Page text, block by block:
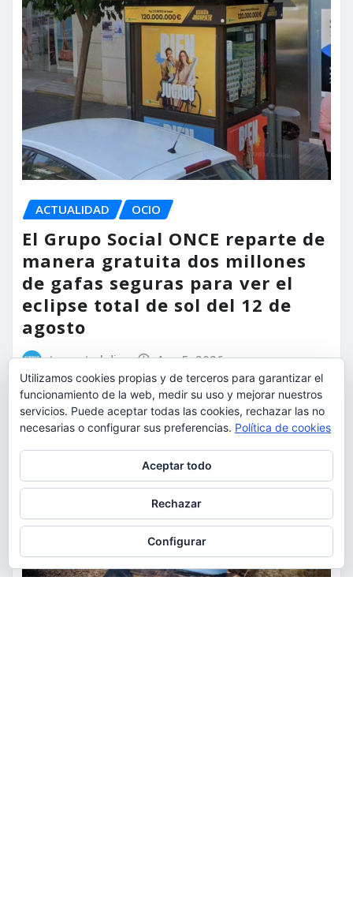
ACTUALIDAD OCIO
El Grupo Social ONCE reparte de
manera gratuita dos millones
de gafas seguras para ver el
eclipse total de sol del 12 de
agosto
torrent al dia Ago 5, 2026
Utilizamos cookies propias y de terceros para garantizar el
funcionamiento de la web, medir su uso y mejorar nuestros
servicios. Puede aceptar todas las cookies, rechazar las no
necesarias o configurar sus preferencias. Política de cookies
Aceptar todo
Rechazar
Configurar
Para obtener más información, incluido cómo gestionar las cookies,